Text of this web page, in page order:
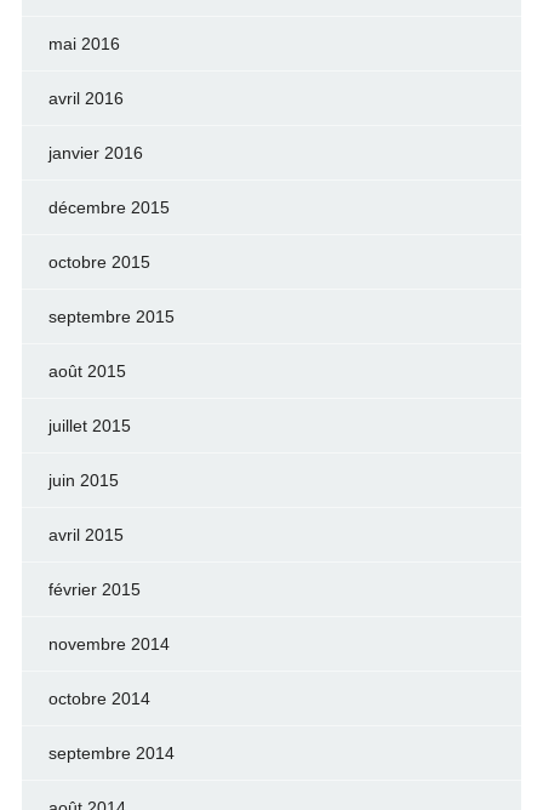
mai 2016
avril 2016
janvier 2016
décembre 2015
octobre 2015
septembre 2015
août 2015
juillet 2015
juin 2015
avril 2015
février 2015
novembre 2014
octobre 2014
septembre 2014